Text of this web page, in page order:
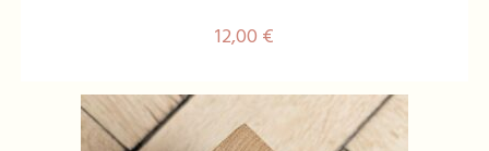
12,00 €